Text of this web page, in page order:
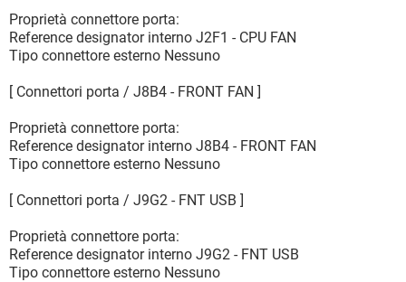
Proprietà connettore porta:
Reference designator interno J2F1 - CPU FAN
Tipo connettore esterno Nessuno
[ Connettori porta / J8B4 - FRONT FAN ]
Proprietà connettore porta:
Reference designator interno J8B4 - FRONT FAN
Tipo connettore esterno Nessuno
[ Connettori porta / J9G2 - FNT USB ]
Proprietà connettore porta:
Reference designator interno J9G2 - FNT USB
Tipo connettore esterno Nessuno